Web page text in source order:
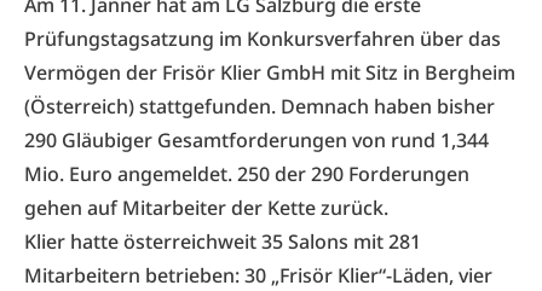
Prüfungstagsatzung im Konkursverfahren über das
Vermögen der Frisör Klier GmbH mit Sitz in Bergheim
(Österreich) stattgefunden. Demnach haben bisher
290 Gläubiger Gesamtforderungen von rund 1,344
Mio. Euro angemeldet. 250 der 290 Forderungen
gehen auf Mitarbeiter der Kette zurück.
Klier hatte österreichweit 35 Salons mit 281
Mitarbeitern betrieben: 30 „Frisör Klier“-Läden, vier